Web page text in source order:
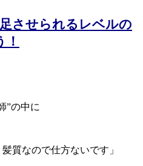
させられるレベルの
”の中に
質なので仕方ないです」